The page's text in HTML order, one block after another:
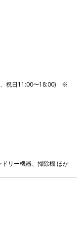
、祝日11:00〜18:00) ※
リー機器、掃除機 ほか